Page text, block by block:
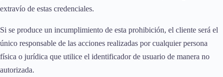
extravío de estas credenciales.
Si se produce un incumplimiento de esta prohibición, el cliente será el
único responsable de las acciones realizadas por cualquier persona
física o jurídica que utilice el identificador de usuario de manera no
autorizada.